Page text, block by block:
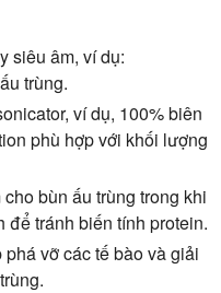
siêu âm, ví dụ:
trùng.
ví dụ, 100% biên
phù hợp với khối lượng
bùn ấu trùng trong khi
để tránh biến tính protein.
vỡ các tế bào và giải